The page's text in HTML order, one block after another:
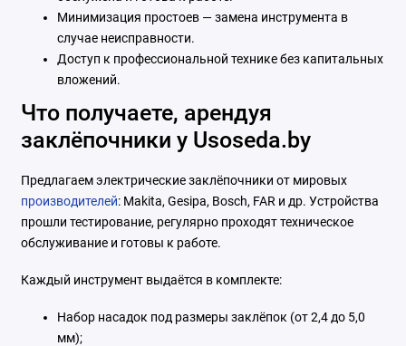
Минимизация простоев — замена инструмента в
случае неисправности.
Доступ к профессиональной технике без капитальных
вложений.
Что получаете, арендуя
заклёпочники у Usoseda.by
Предлагаем электрические заклёпочники от мировых
производителей: Makita, Gesipa, Bosch, FAR и др. Устройства
прошли тестирование, регулярно проходят техническое
обслуживание и готовы к работе.
Каждый инструмент выдаётся в комплекте:
Набор насадок под размеры заклёпок (от 2,4 до 5,0
мм);